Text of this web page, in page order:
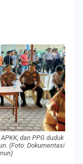
dan PPG duduk
(Foto: Dokumentasi